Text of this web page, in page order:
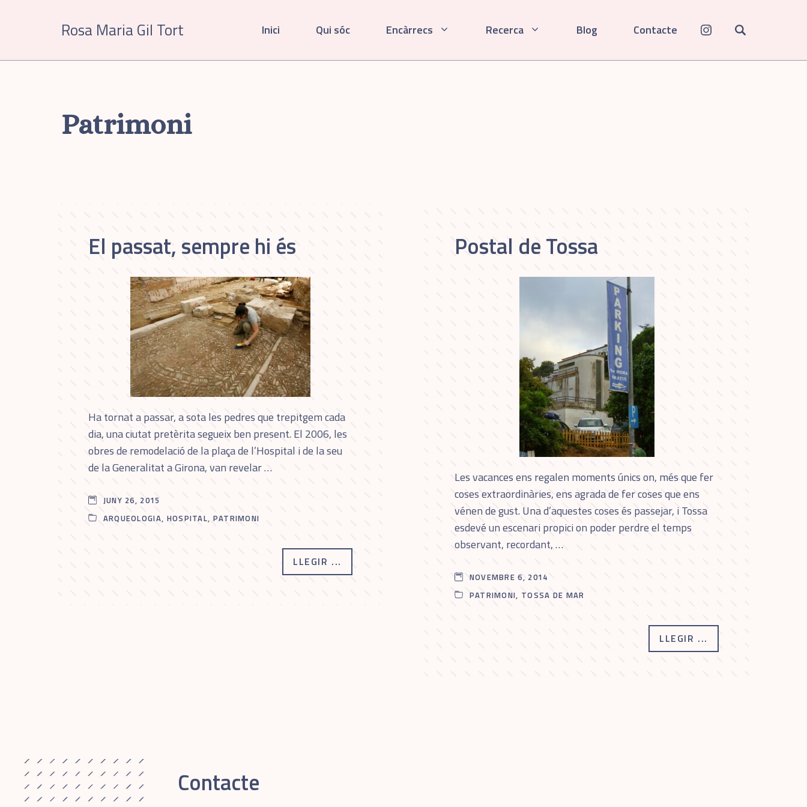
Rosa Maria Gil Tort Inici Qui sóc Encàrrecs Recerca Blog Contacte
Patrimoni
El passat, sempre hi és
Ha tornat a passar, a sota les pedres que trepitgem cada
dia, una ciutat pretèrita segueix ben present. El 2006, les
obres de remodelació de la plaça de l’Hospital i de la seu
de la Generalitat a Girona, van revelar …
JUNY 26, 2015
ARQUEOLOGIA, HOSPITAL, PATRIMONI
LLEGIR ...
Postal de Tossa
Les vacances ens regalen moments únics on, més que fer
coses extraordinàries, ens agrada de fer coses que ens
vénen de gust. Una d’aquestes coses és passejar, i Tossa
esdevé un escenari propici on poder perdre el temps
observant, recordant, …
NOVEMBRE 6, 2014
PATRIMONI, TOSSA DE MAR
LLEGIR ...
Contacte